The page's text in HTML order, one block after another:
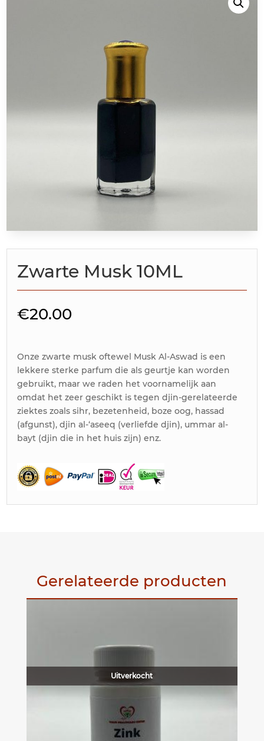
Zwarte Musk 10ML
€20.00
Onze zwarte musk oftewel Musk Al-Aswad is een
lekkere sterke parfum die als geurtje kan worden
gebruikt, maar we raden het voornamelijk aan
omdat het zeer geschikt is tegen djin-gerelateerde
ziektes zoals sihr, bezetenheid, boze oog, hassad
(afgunst), djin al-‘aseeq (verliefde djin), ummar al-
bayt (djin die in het huis zijn) enz.
Gerelateerde producten
Uitverkocht